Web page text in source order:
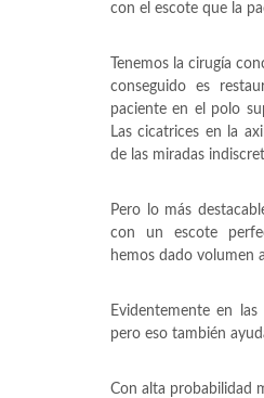
con el escote que la
Tenemos la cirugía
conseguido es
paciente en el polo
Las cicatrices en la
de las miradas
Pero lo más
con un escote
hemos dado volumen
Evidentemente en
pero eso también
Con alta probabilidad